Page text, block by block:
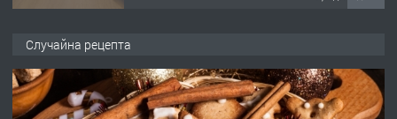
АПАРТАМЕНТ В ЦЕНТЪРА НА ГР.
ХАСКОВО
преди 3 дни
Случайна рецепта